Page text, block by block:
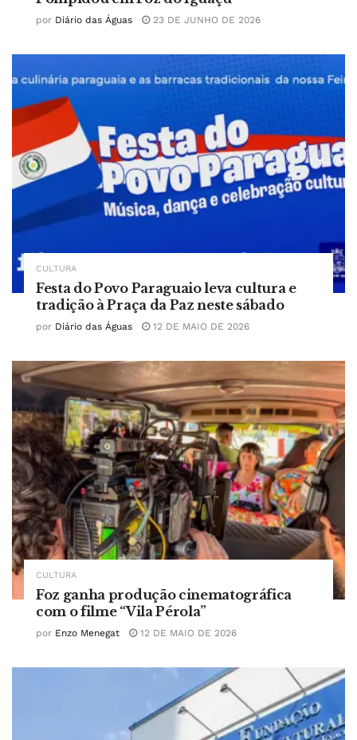
por Diário das Águas 23 DE JUNHO DE 2026
CULTURA
Festa do Povo Paraguaio leva cultura e
tradição à Praça da Paz neste sábado
por Diário das Águas 12 DE MAIO DE 2026
CULTURA
Foz ganha produção cinematográfica
com o filme “Vila Pérola”
por Enzo Menegat 12 DE MAIO DE 2026